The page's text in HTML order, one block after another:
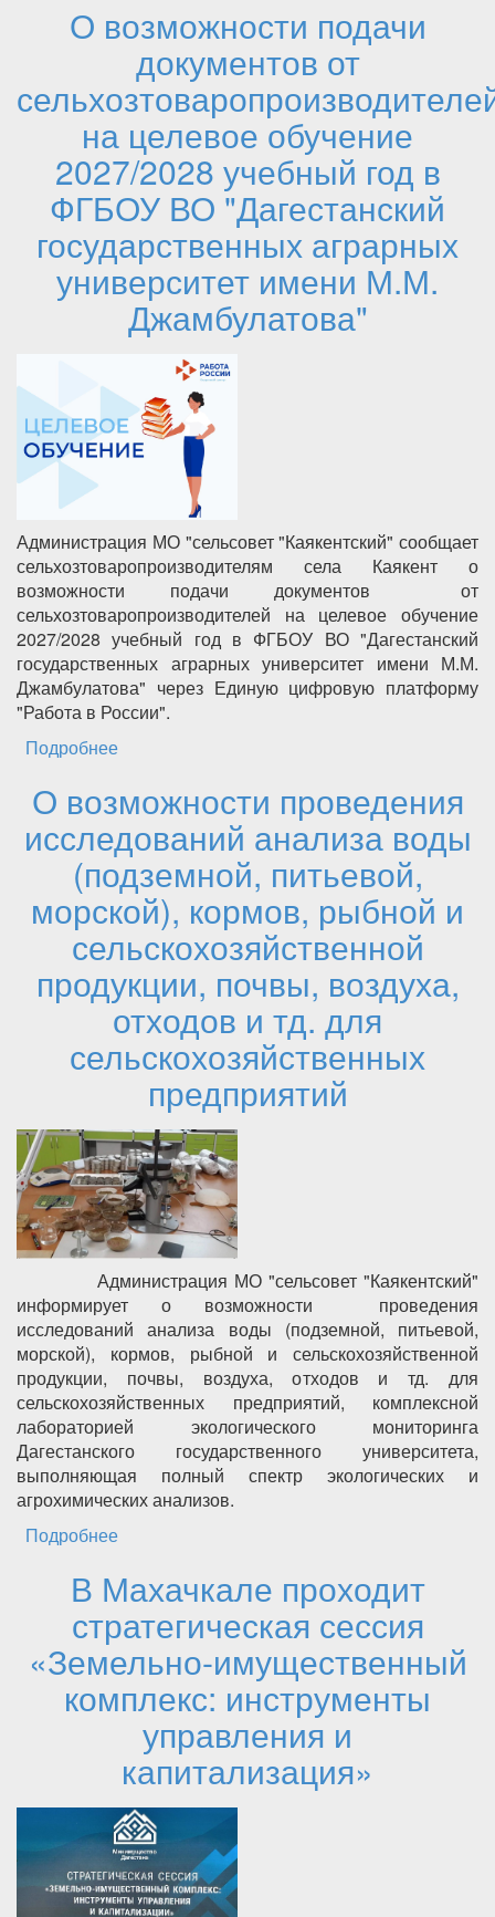
О возможности подачи
документов от
на целевое обучение
2027/2028 учебный год в
ФГБОУ ВО "Дагестанский
государственных аграрных
университет имени М.М.
Джамбулатова"
Администрация МО "сельсовет "Каякентский" сообщает
сельхозтоваропроизводителям села Каякент о
возможности подачи документов от
сельхозтоваропроизводителей на целевое обучение
2027/2028 учебный год в ФГБОУ ВО "Дагестанский
государственных аграрных университет имени М.М.
Джамбулатова" через Единую цифровую платформу
"Работа в России".
Подробнее
обучение 2027/2028 учебный год в ФГБОУ
ВО "Дагестанский государственных аграрных
университет имени М.М. Джамбулатова"
О возможности проведения
исследований анализа воды
(подземной, питьевой,
морской), кормов, рыбной и
сельскохозяйственной
продукции, почвы, воздуха,
отходов и тд. для
сельскохозяйственных
предприятий
Администрация МО "сельсовет "Каякентский"
информирует о возможности проведения
исследований анализа воды (подземной, питьевой,
морской), кормов, рыбной и сельскохозяйственной
продукции, почвы, воздуха, отходов и тд. для
сельскохозяйственных предприятий, комплексной
лабораторией экологического мониторинга
Дагестанского государственного университета,
выполняющая полный спектр экологических и
агрохимических анализов.
Подробнее
морской), кормов, рыбной и
сельскохозяйственной продукции, почвы,
воздуха, отходов и тд. для
сельскохозяйственных предприятий
В Махачкале проходит
стратегическая сессия
«Земельно-имущественный
комплекс: инструменты
управления и
капитализация»